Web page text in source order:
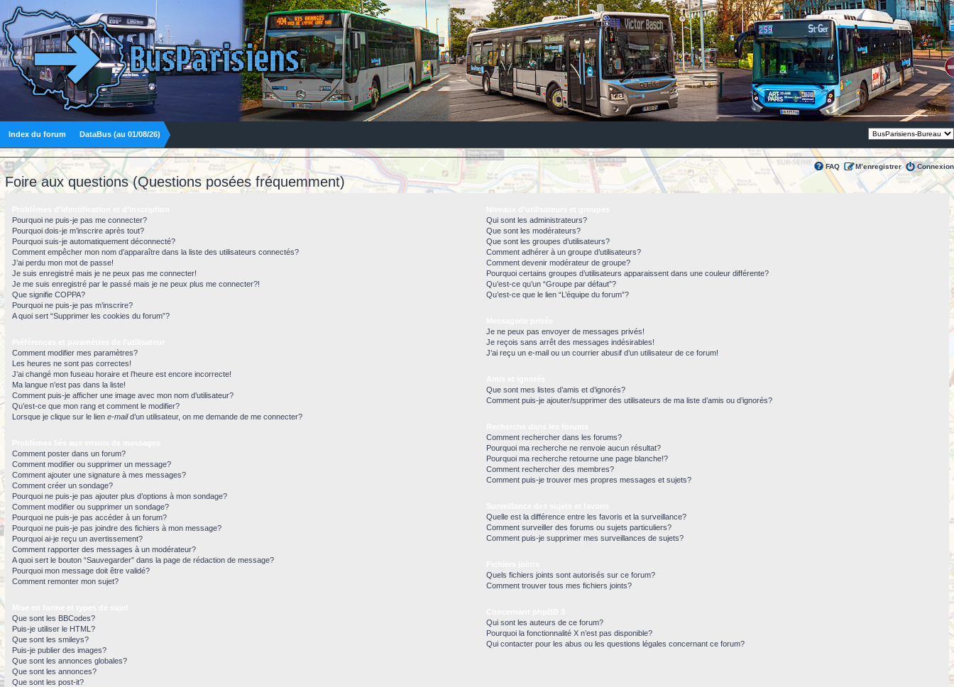
Index du forum DataBus (au 01/08/26)
FAQ M’enregistrer Connexion
Foire aux questions (Questions posées fréquemment)
Pourquoi ne puis-je pas me connecter?
Pourquoi dois-je m’inscrire après tout?
Pourquoi suis-je automatiquement déconnecté?
Comment empêcher mon nom d’apparaître dans la liste des utilisateurs connectés?
J’ai perdu mon mot de passe!
Je suis enregistré mais je ne peux pas me connecter!
Je me suis enregistré par le passé mais je ne peux plus me connecter?!
Que signifie COPPA?
Pourquoi ne puis-je pas m’inscrire?
A quoi sert “Supprimer les cookies du forum”?
Comment modifier mes paramètres?
Les heures ne sont pas correctes!
J’ai changé mon fuseau horaire et l’heure est encore incorrecte!
Ma langue n’est pas dans la liste!
Comment puis-je afficher une image avec mon nom d’utilisateur?
Qu’est-ce que mon rang et comment le modifier?
Lorsque je clique sur le lien e-maild’un utilisateur, on me demande de me connecter?
Comment poster dans un forum?
Comment modifier ou supprimer un message?
Comment ajouter une signature à mes messages?
Comment créer un sondage?
Pourquoi ne puis-je pas ajouter plus d’options à mon sondage?
Comment modifier ou supprimer un sondage?
Pourquoi ne puis-je pas accéder à un forum?
Pourquoi ne puis-je pas joindre des fichiers à mon message?
Pourquoi ai-je reçu un avertissement?
Comment rapporter des messages à un modérateur?
A quoi sert le bouton “Sauvegarder” dans la page de rédaction de message?
Pourquoi mon message doit être validé?
Comment remonter mon sujet?
Que sont les BBCodes?
Puis-je utiliser le HTML?
Que sont les smileys?
Puis-je publier des images?
Que sont les annonces globales?
Que sont les annonces?
Que sont les post-it?
Qui sont les administrateurs?
Que sont les modérateurs?
Que sont les groupes d’utilisateurs?
Comment adhérer à un groupe d’utilisateurs?
Comment devenir modérateur de groupe?
Pourquoi certains groupes d’utilisateurs apparaissent dans une couleur différente?
Qu’est-ce qu’un “Groupe par défaut”?
Qu’est-ce que le lien “L’équipe du forum”?
Je ne peux pas envoyer de messages privés!
Je reçois sans arrêt des messages indésirables!
J’ai reçu un e-mail ou un courrier abusif d’un utilisateur de ce forum!
Que sont mes listes d’amis et d’ignorés?
Comment puis-je ajouter/supprimer des utilisateurs de ma liste d’amis ou d’ignorés?
Comment rechercher dans les forums?
Pourquoi ma recherche ne renvoie aucun résultat?
Pourquoi ma recherche retourne une page blanche!?
Comment rechercher des membres?
Comment puis-je trouver mes propres messages et sujets?
Quelle est la différence entre les favoris et la surveillance?
Comment surveiller des forums ou sujets particuliers?
Comment puis-je supprimer mes surveillances de sujets?
Quels fichiers joints sont autorisés sur ce forum?
Comment trouver tous mes fichiers joints?
Qui sont les auteurs de ce forum?
Pourquoi la fonctionnalité X n’est pas disponible?
Qui contacter pour les abus ou les questions légales concernant ce forum?